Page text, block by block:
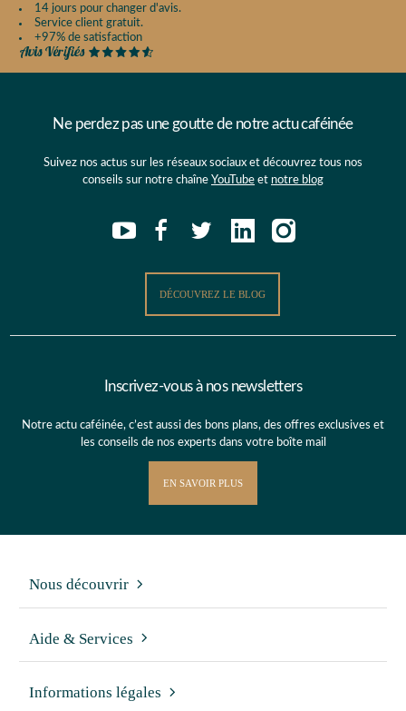
14 jours pour changer d'avis.
Service client gratuit.
+97% de satisfaction
Ne perdez pas une goutte de notre actu caféinée
Suivez nos actus sur les réseaux sociaux et découvrez tous nos
conseils sur notre chaîne YouTube et notre blog
DÉCOUVREZ LE BLOG
Inscrivez-vous à nos newsletters
Notre actu caféinée, c’est aussi des bons plans, des offres exclusives et
les conseils de nos experts dans votre boîte mail
EN SAVOIR PLUS
Nous découvrir
Aide & Services
Informations légales